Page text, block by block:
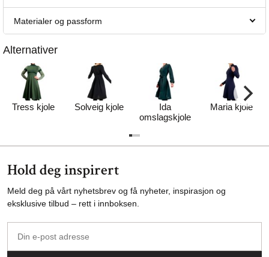
Materialer og passform
Alternativer
Tress kjole Solveig kjole
Ida
omslagskjole
Maria kjole
Hold deg inspirert
Meld deg på vårt nyhetsbrev og få nyheter, inspirasjon og
eksklusive tilbud – rett i innboksen.
post